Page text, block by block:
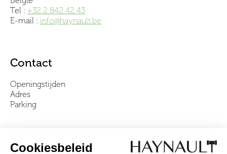
Tel : +32 2 842 42 43
E-mail : info@haynault.be
Contact
Openingstijden
Adres
Parking
Over ons